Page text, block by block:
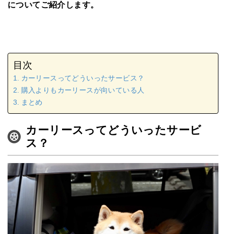
についてご紹介します。
目次
カーリースってどういったサービス？
購入よりもカーリースが向いている人
まとめ
カーリースってどういったサービ
ス？